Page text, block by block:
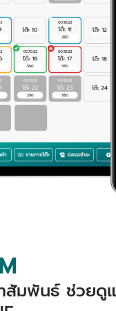
สัมพันธ์ ช่วย